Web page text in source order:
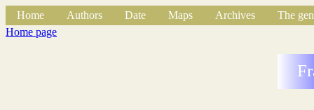
Home Authors Date Maps Archives
The
Home page